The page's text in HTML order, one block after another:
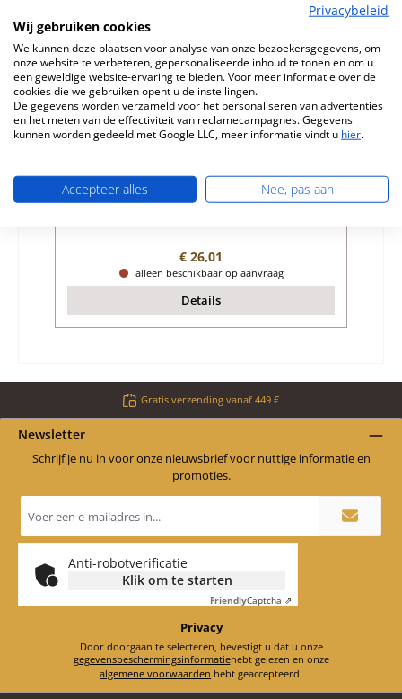
Caminos Lorraine Deursluiting
Productnummer:
01031480
Normale prijs:
€ 26,01
alleen beschikbaar op aanvraag
Details
Gratis verzending vanaf 449 €
Newsletter
Schrijf je nu in voor onze nieuwsbrief voor nuttige informatie en
promoties.
mailadres
*
Anti-robotverificatie
Klik om te starten
FriendlyCaptcha ⇗
Privacy
Door doorgaan te selecteren, bevestigt u dat u onze
gegevensbeschermingsinformatie
hebt gelezen en onze
algemene voorwaarden hebt geaccepteerd.
Privacybeleid
Wij gebruiken cookies
We kunnen deze plaatsen voor analyse van onze bezoekersgegevens, om
onze website te verbeteren, gepersonaliseerde inhoud te tonen en om u
een geweldige website-ervaring te bieden. Voor meer informatie over de
cookies die we gebruiken opent u de instellingen.
De gegevens worden verzameld voor het personaliseren van advertenties
en het meten van de effectiviteit van reclamecampagnes. Gegevens
kunnen worden gedeeld met Google LLC, meer informatie vindt u hier.
Accepteer alles Nee, pas aan